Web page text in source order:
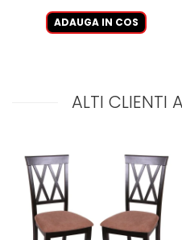
ADAUGA IN COS
ALTI CLIENTI